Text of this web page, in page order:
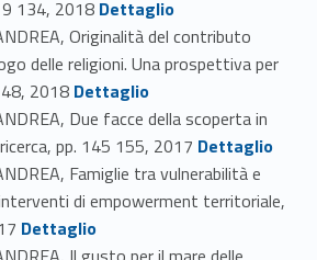
134, 2018 Dettaglio
Originalità del contributo
delle religioni. Una prospettiva per
2018 Link identifier #identifier_person_168851-51
Dettaglio
Due facce della scoperta in
pp. 145 155, 2017 Link identifier #identifier_person_34678-52
Dettaglio
Famiglie tra vulnerabilità e
di empowerment territoriale,
Link identifier #identifier_person_68589-53
Dettaglio